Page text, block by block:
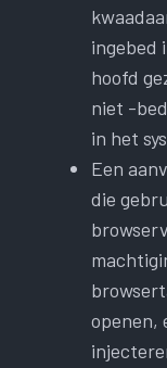
ingebed
hoofd
niet -
in het
Een
die
openen,